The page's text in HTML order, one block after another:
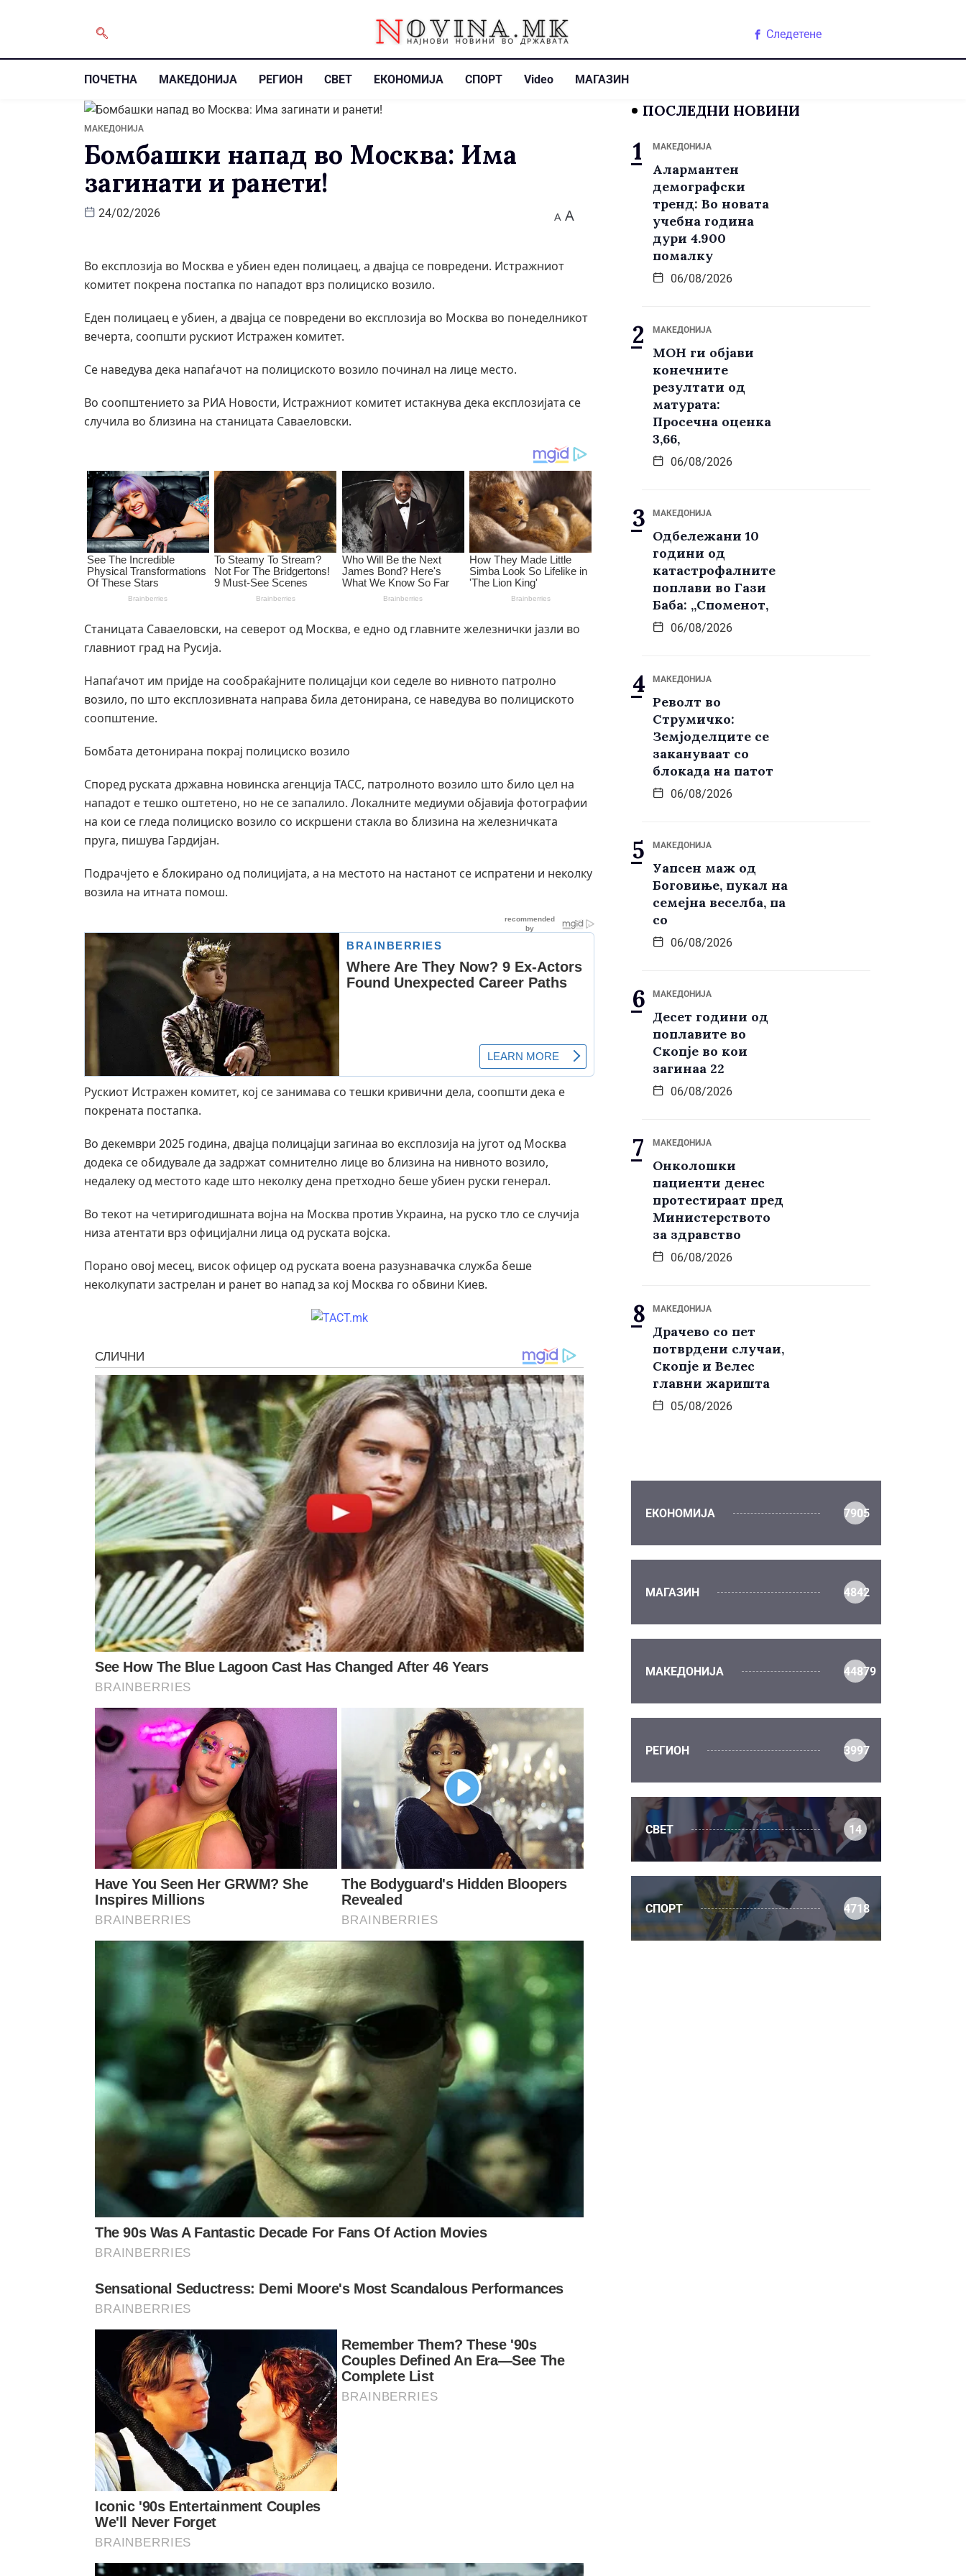
Следетене
ПОЧЕТНА МАКЕДОНИЈА РЕГИОН СВЕТ ЕКОНОМИЈА СПОРТ Video МАГАЗИН
МАКЕДОНИЈА
Бомбашки напад во Москва: Има
загинати и ранети!
24/02/2026 A A
Во експлозија во Москва е убиен еден полицаец, а двајца се повредени. Истражниот
комитет покрена постапка по нападот врз полициско возило.
Еден полицаец е убиен, а двајца се повредени во експлозија во Москва во понеделникот
вечерта, соопшти рускиот Истражен комитет.
Се наведува дека напаѓачот на полициското возило починал на лице место.
Во соопштението за РИА Новости, Истражниот комитет истакнува дека експлозијата се
случила во близина на станицата Саваеловски.
Станицата Саваеловски, на северот од Москва, е едно од главните железнички јазли во
главниот град на Русија.
Напаѓачот им пријде на сообраќајните полицајци кои седеле во нивното патролно
возило, по што експлозивната направа била детонирана, се наведува во полициското
соопштение.
Бомбата детонирана покрај полициско возило
Според руската државна новинска агенција ТАСС, патролното возило што било цел на
нападот е тешко оштетено, но не се запалило. Локалните медиуми објавија фотографии
на кои се гледа полициско возило со искршени стакла во близина на железничката
пруга, пишува Гардијан.
Подрачјето е блокирано од полицијата, а на местото на настанот се испратени и неколку
возила на итната помош.
Рускиот Истражен комитет, кој се занимава со тешки кривични дела, соопшти дека е
покрената постапка.
Во декември 2025 година, двајца полицајци загинаа во експлозија на југот од Москва
додека се обидувале да задржат сомнително лице во близина на нивното возило,
недалеку од местото каде што неколку дена претходно беше убиен руски генерал.
Во текот на четиригодишната војна на Москва против Украина, на руско тло се случија
низа атентати врз официјални лица од руската војска.
Порано овој месец, висок офицер од руската воена разузнавачка служба беше
неколкупати застрелан и ранет во напад за кој Москва го обвини Киев.
ПОСЛЕДНИ НОВИНИ
МАКЕДОНИЈА
Алармантен
демографски
тренд: Во новата
учебна година
дури 4.900
помалку
06/08/2026
МАКЕДОНИЈА
МОН ги објави
конечните
резултати од
матурата:
Просечна оценка
3,66,
06/08/2026
МАКЕДОНИЈА
Одбележани 10
години од
катастрофалните
поплави во Гази
Баба: „Споменот,
06/08/2026
МАКЕДОНИЈА
Револт во
Струмичко:
Земјоделците се
закануваат со
блокада на патот
06/08/2026
МАКЕДОНИЈА
Уапсен маж од
Боговиње, пукал на
семејна веселба, па
со
06/08/2026
МАКЕДОНИЈА
Десет години од
поплавите во
Скопје во кои
загинаа 22
06/08/2026
МАКЕДОНИЈА
Онколошки
пациенти денес
протестираат пред
Министерството
за здравство
06/08/2026
МАКЕДОНИЈА
Драчево со пет
потврдени случаи,
Скопје и Велес
главни жаришта
05/08/2026
ЕКОНОМИЈА 7905
МАГАЗИН 4842
МАКЕДОНИЈА 44879
РЕГИОН 3997
СВЕТ 14
СПОРТ 4718